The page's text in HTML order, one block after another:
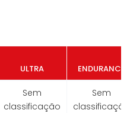
ULTRA ENDURANCE
Sem
classificação
Sem
classificação